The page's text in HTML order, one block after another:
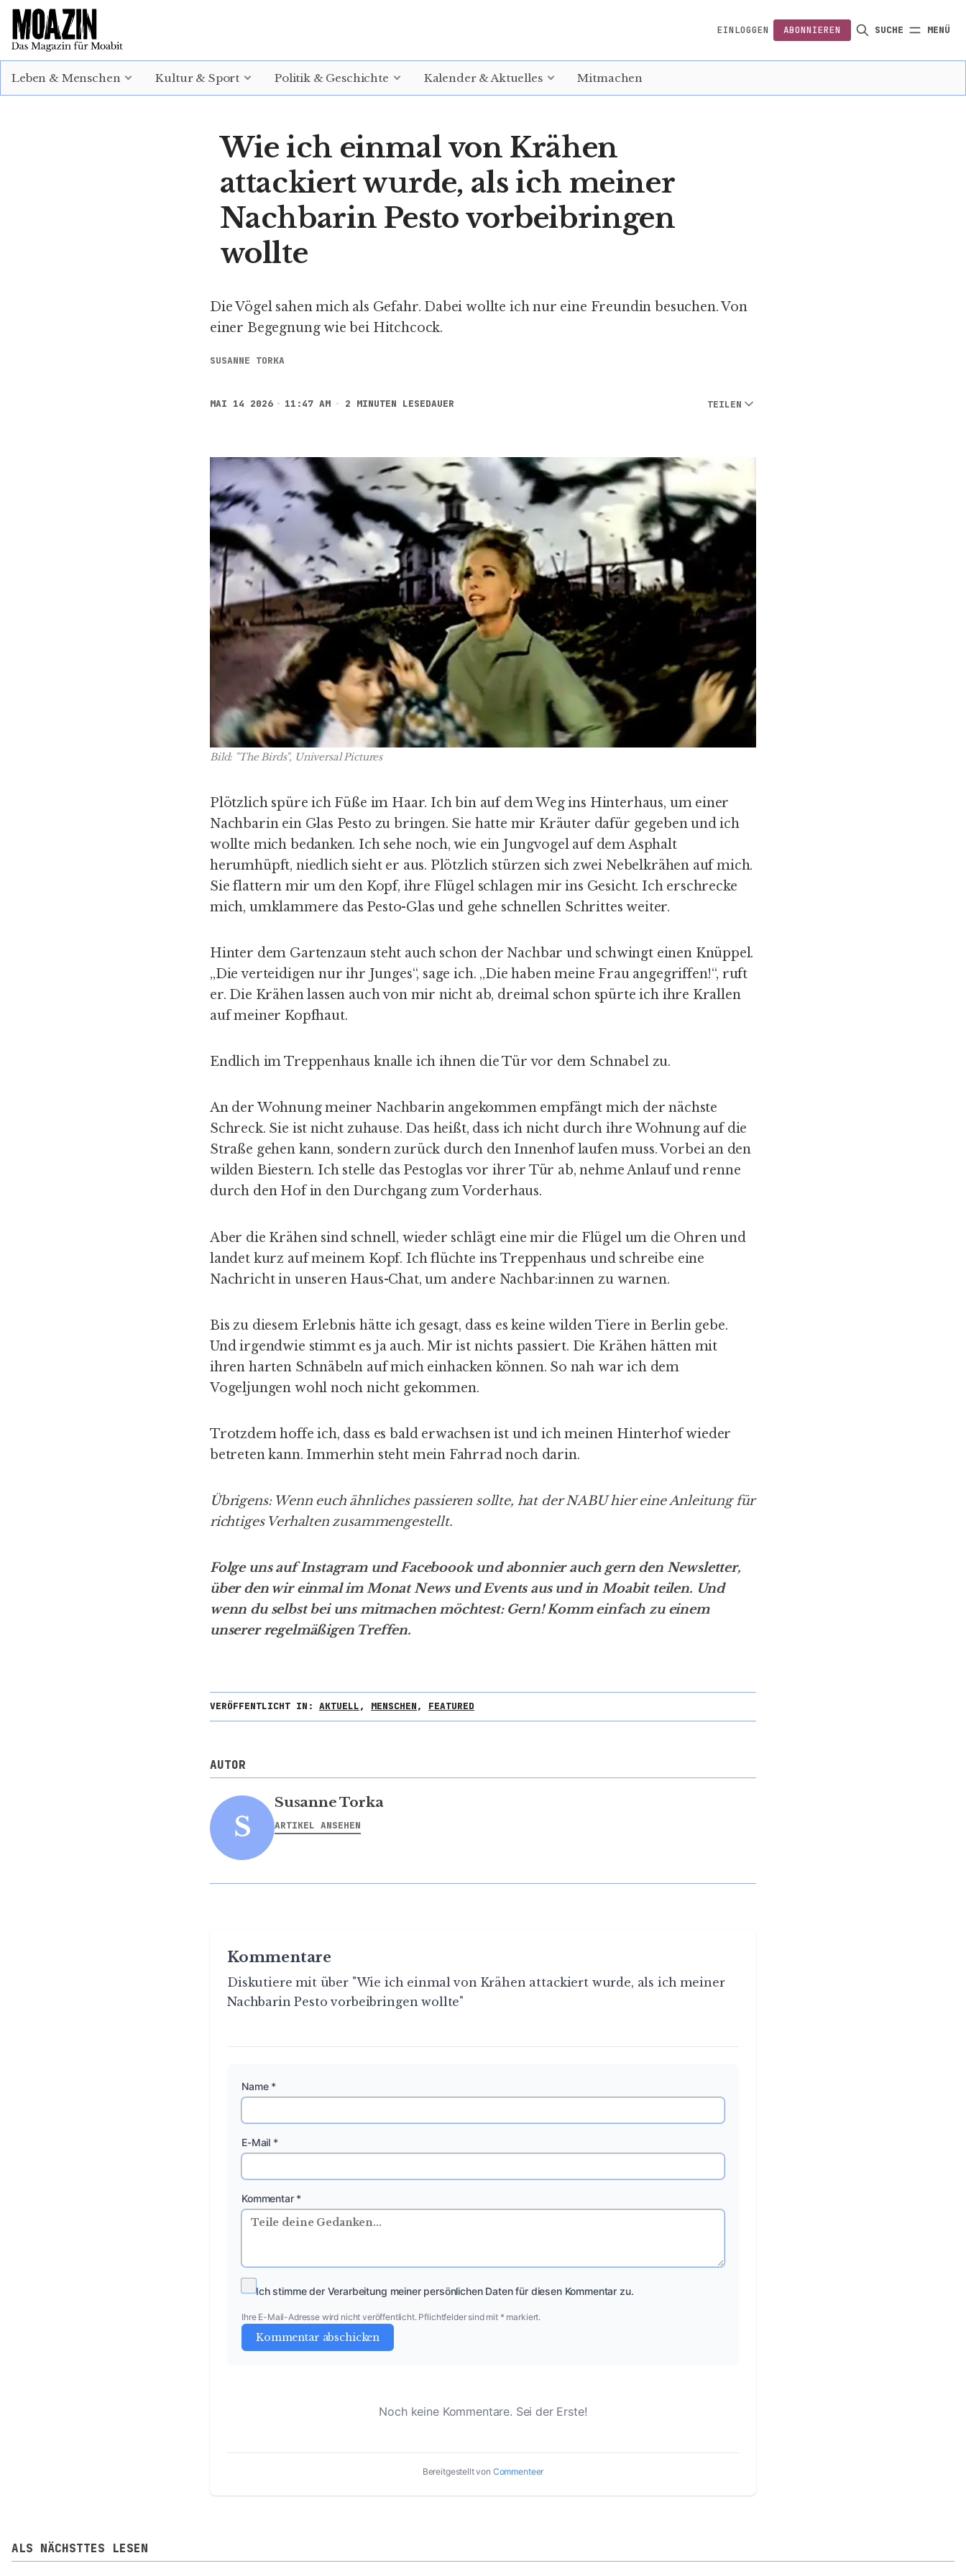
EINLOGGEN ABONNIEREN SUCHE MENÜ
Leben & Menschen Kultur & Sport Politik & Geschichte Kalender & Aktuelles Mitmachen
EINLOGGEN ABONNIEREN
Wie ich einmal von Krähen
attackiert wurde, als ich meiner
Nachbarin Pesto vorbeibringen
wollte
Die Vögel sahen mich als Gefahr. Dabei wollte ich nur eine Freundin besuchen. Von
einer Begegnung wie bei Hitchcock.
SUSANNE TORKA
MAI 14 2026 11:47 AM 2 MINUTEN LESEDAUER TEILEN
Bild: "The Birds", Universal Pictures
Plötzlich spüre ich Füße im Haar. Ich bin auf dem Weg ins Hinterhaus, um einer
Nachbarin ein Glas Pesto zu bringen. Sie hatte mir Kräuter dafür gegeben und ich
wollte mich bedanken. Ich sehe noch, wie ein Jungvogel auf dem Asphalt
herumhüpft, niedlich sieht er aus. Plötzlich stürzen sich zwei Nebelkrähen auf mich.
Sie flattern mir um den Kopf, ihre Flügel schlagen mir ins Gesicht. Ich erschrecke
mich, umklammere das Pesto-Glas und gehe schnellen Schrittes weiter.
Hinter dem Gartenzaun steht auch schon der Nachbar und schwingt einen Knüppel.
„Die verteidigen nur ihr Junges“, sage ich. „Die haben meine Frau angegriffen!“, ruft
er. Die Krähen lassen auch von mir nicht ab, dreimal schon spürte ich ihre Krallen
auf meiner Kopfhaut.
Endlich im Treppenhaus knalle ich ihnen die Tür vor dem Schnabel zu.
An der Wohnung meiner Nachbarin angekommen empfängt mich der nächste
Schreck. Sie ist nicht zuhause. Das heißt, dass ich nicht durch ihre Wohnung auf die
Straße gehen kann, sondern zurück durch den Innenhof laufen muss. Vorbei an den
wilden Biestern. Ich stelle das Pestoglas vor ihrer Tür ab, nehme Anlauf und renne
durch den Hof in den Durchgang zum Vorderhaus.
Aber die Krähen sind schnell, wieder schlägt eine mir die Flügel um die Ohren und
landet kurz auf meinem Kopf. Ich flüchte ins Treppenhaus und schreibe eine
Nachricht in unseren Haus-Chat, um andere Nachbar:innen zu warnen.
Bis zu diesem Erlebnis hätte ich gesagt, dass es keine wilden Tiere in Berlin gebe.
Und irgendwie stimmt es ja auch. Mir ist nichts passiert. Die Krähen hätten mit
ihren harten Schnäbeln auf mich einhacken können. So nah war ich dem
Vogeljungen wohl noch nicht gekommen.
Trotzdem hoffe ich, dass es bald erwachsen ist und ich meinen Hinterhof wieder
betreten kann. Immerhin steht mein Fahrrad noch darin.
Übrigens: Wenn euch ähnliches passieren sollte, hat der NABU hier eine Anleitung für
richtiges Verhalten zusammengestellt.
Folge uns aufInstagramundFaceboookundabonnier auch gern den Newsletter,
über den wir einmal im Monat News und Events aus und in Moabit teilen. Und
wenn du selbst bei uns mitmachen möchtest: Gern! Komm einfach zu einem
unserer regelmäßigen Treffen.
VERÖFFENTLICHT IN: AKTUELL, MENSCHEN, FEATURED
AUTOR
S
Susanne Torka
ARTIKEL ANSEHEN
Kommentare
Diskutiere mit über "Wie ich einmal von Krähen attackiert wurde, als ich meiner
Nachbarin Pesto vorbeibringen wollte"
Name *
E-Mail *
Kommentar *
Ich stimme der Verarbeitung meiner persönlichen Daten für diesen Kommentar zu.
Ihre E-Mail-Adresse wird nicht veröffentlicht. Pflichtfelder sind mit * markiert.
Kommentar abschicken
Noch keine Kommentare. Sei der Erste!
Bereitgestellt von Commenteer
ALS NÄCHSTTES LESEN